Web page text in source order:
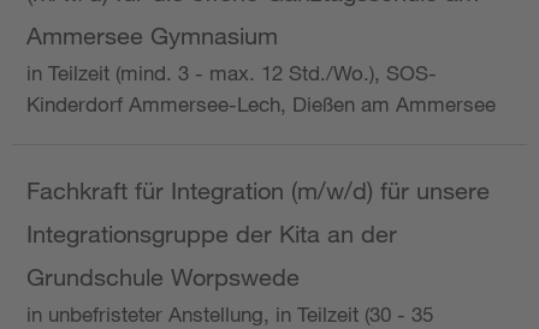
Ammersee Gymnasium
in Teilzeit (mind. 3 - max. 12 Std./Wo.), SOS-
Kinderdorf Ammersee-Lech, Dießen am Ammersee
Fachkraft für Integration (m/w/d) für unsere
Integrationsgruppe der Kita an der
Grundschule Worpswede
in unbefristeter Anstellung, in Teilzeit (30 - 35